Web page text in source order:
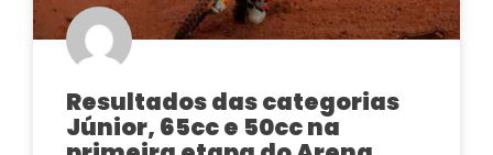
Resultados das categorias
Júnior, 65cc e 50cc na